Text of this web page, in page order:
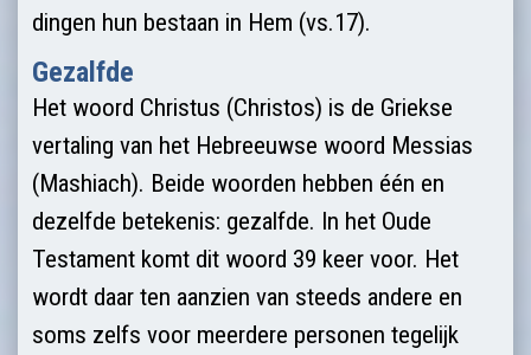
dingen hun bestaan in Hem (vs.17).
Gezalfde
Het woord Christus (Christos) is de Griekse
vertaling van het Hebreeuwse woord Messias
(Mashiach). Beide woorden hebben één en
dezelfde betekenis: gezalfde. In het Oude
Testament komt dit woord 39 keer voor. Het
wordt daar ten aanzien van steeds andere en
soms zelfs voor meerdere personen tegelijk